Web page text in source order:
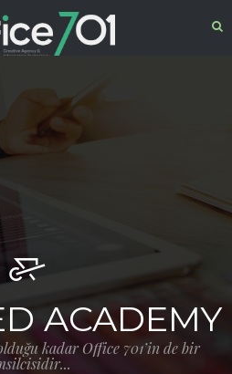
ACADEMY
kadar Office 701’in de bir